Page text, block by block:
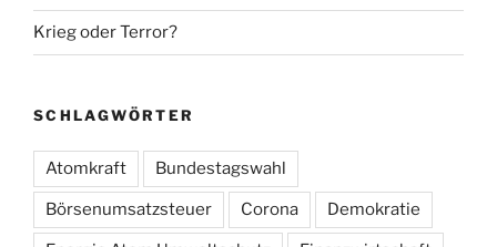
Krieg oder Terror?
SCHLAGWÖRTER
Atomkraft Bundestagswahl
Börsenumsatzsteuer Corona Demokratie